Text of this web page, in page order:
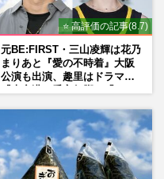
⭐ 高評価の記事(8.7)
元BE:FIRST・三山凌輝は花乃
まりあと『愛の不時着』大阪
公演も出演、趣里はドラマ